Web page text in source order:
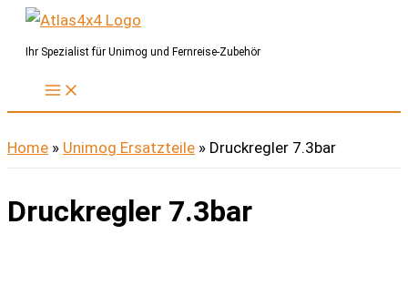
Zum
InhaltIhr Spezialist für Unimog und Fernreise-Zubehör
Home » Unimog Ersatzteile » Druckregler 7.3bar
Druckregler 7.3bar